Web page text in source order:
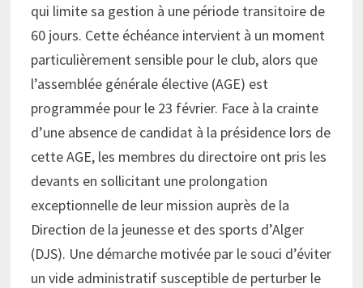
qui limite sa gestion à une période transitoire de
60 jours. Cette échéance intervient à un moment
particulièrement sensible pour le club, alors que
l’assemblée générale élective (AGE) est
programmée pour le 23 février. Face à la crainte
d’une absence de candidat à la présidence lors de
cette AGE, les membres du directoire ont pris les
devants en sollicitant une prolongation
exceptionnelle de leur mission auprès de la
Direction de la jeunesse et des sports d’Alger
(DJS). Une démarche motivée par le souci d’éviter
un vide administratif susceptible de perturber le